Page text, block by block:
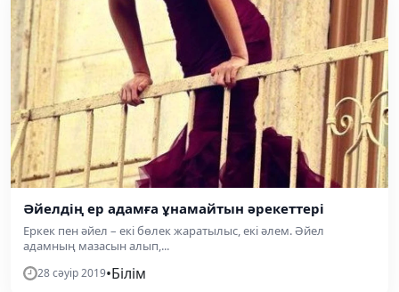
Әйелдің ер адамға ұнамайтын әрекеттері
Еркек пен әйел – екі бөлек жаратылыс, екі әлем. Әйел
адамның мазасын алып,...
28 сәуір 2019•Білім